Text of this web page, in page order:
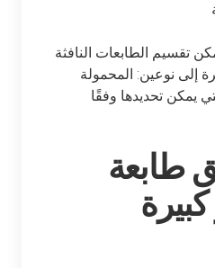
تقسيم الطابعات النافثة
إلى نوعين: المحمولة
يمكن تحديدها وفقًا
طابعة